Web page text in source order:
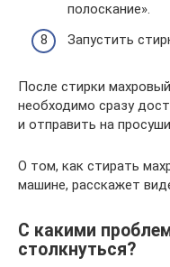
полоскание».
Запустить
После стирки
необходимо сразу
и отправить на
О том, как стирать
машине, расскажет
С какими
столкнуться?